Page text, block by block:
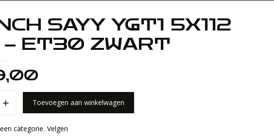
SAYY YGT1 5X112
ET30 ZWART
Toevoegen aan winkelwagen
categorie, Velgen